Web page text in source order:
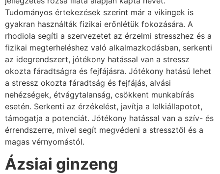
Tudományos értekezések szerint már a vikingek is
gyakran használták fizikai erőnlétük fokozására. A
rhodiola segíti a szervezetet az érzelmi stresszhez és a
fizikai megterheléshez való alkalmazkodásban, serkenti
az idegrendszert, jótékony hatással van a stressz
okozta fáradtságra és fejfájásra. Jótékony hatású lehet
a stressz okozta fáradtság és fejfájás, alvási
nehézségek, étvágytalanság, csökkent munkabírás
esetén. Serkenti az érzékelést, javítja a lelkiállapotot,
támogatja a potenciát. Jótékony hatással van a szív- és
érrendszerre, mivel segít megvédeni a stressztől és a
magas vérnyomástól.
Ázsiai ginzeng